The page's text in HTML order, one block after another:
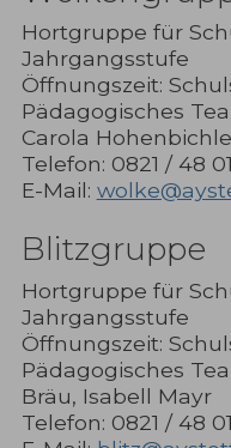
Hortgruppe für
Jahrgangsstufe
Öffnungszeit:
Pädagogisches
Carola
Telefon: 0821 / 48
E-Mail:
Blitzgruppe
Hortgruppe für
Jahrgangsstufe
Öffnungszeit:
Pädagogisches
Bräu, Isabell Mayr
Telefon: 0821 / 48